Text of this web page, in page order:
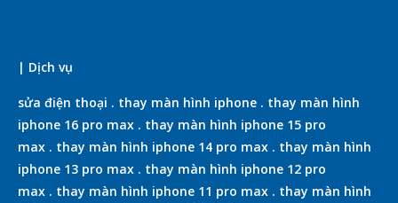
| Dịch vụ
sửa điện thoại . thay màn hình iphone . thay màn hình
iphone 16 pro max . thay màn hình iphone 15 pro
max . thay màn hình iphone 14 pro max . thay màn hình
iphone 13 pro max . thay màn hình iphone 12 pro
max . thay màn hình iphone 11 pro max . thay màn hình